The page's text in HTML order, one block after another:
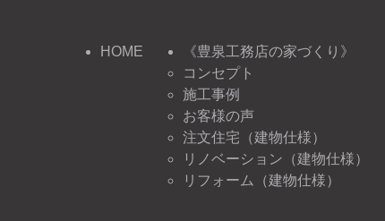
HOME
《豊泉工務店の家づくり》
コンセプト
施工事例
お客様の声
注文住宅（建物仕様）
リノベーション（建物仕様）
リフォーム（建物仕様）